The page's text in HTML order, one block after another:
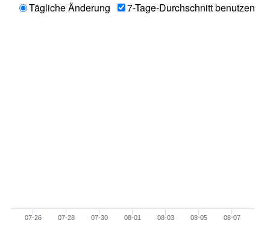
Tägliche Änderung
7-Tage-Durchschnitt benutzen
07-26 07-28 07-30 08-01 08-03 08-05 08-07